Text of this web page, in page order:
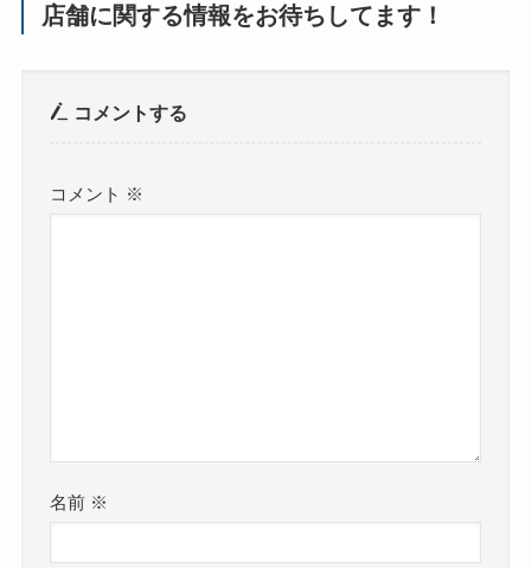
店舗に関する情報をお待ちしてます！
コメントする
コメント ※
名前 ※